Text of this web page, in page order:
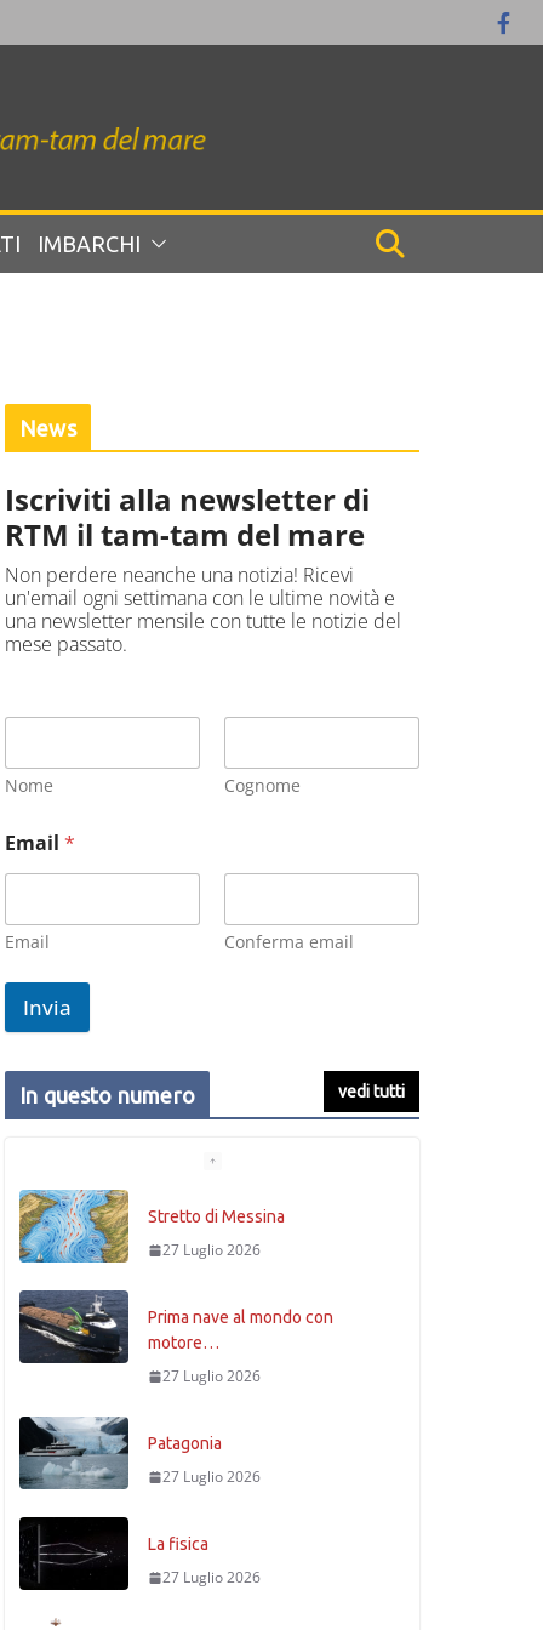
IMBARCHI
News
Iscriviti alla newsletter di
RTM il tam-tam del mare
Non perdere neanche una notizia! Ricevi
un'email ogni settimana con le ultime novità e
una newsletter mensile con tutte le notizie del
mese passato.
Nome Cognome
Email *
Email Conferma email
Invia
In questo numero vedi tutti
Stretto di Messina
27 Luglio 2026
Prima nave al mondo con
motore…
27 Luglio 2026
Patagonia
27 Luglio 2026
La fisica
27 Luglio 2026